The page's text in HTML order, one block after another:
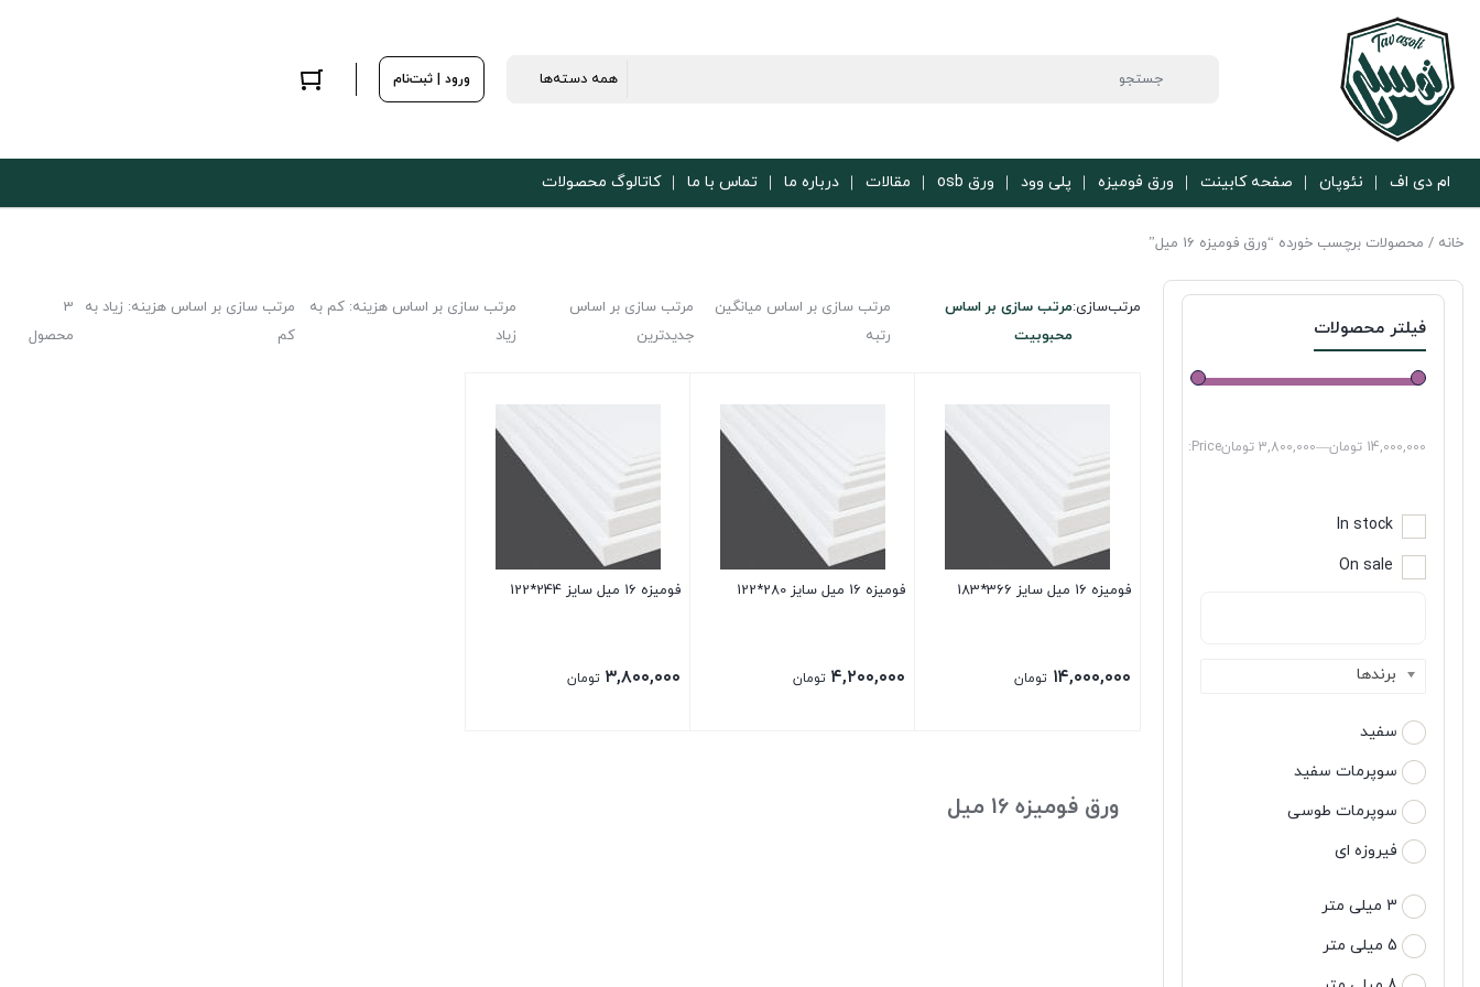
ورود | ثبت‌نام
ام دی اف نئوپان صفحه کابینت ورق فومیزه پلی وود ورق osb مقالات درباره ما تماس با ما کاتالوگ محصولات
خانه / محصولات برچسب خورده “ورق فومیزه 16 میل”
فیلتر محصولات
Price: 3,800,000 تومان— 14,000,000 تومان
In stock
On sale
برندها
سفید
سوپرمات سفید
سوپرمات طوسی
فیروزه ای
3 میلی متر
5 میلی متر
3
محصول
مرتب‌سازی:مرتب سازی بر اساس
محبوبیت
مرتب سازی بر اساس میانگین
رتبه
مرتب سازی بر اساس
جدیدترین
مرتب سازی بر اساس هزینه: کم به
زیاد
مرتب سازی بر اساس هزینه: زیاد به
کم
فومیزه 16 میل سایز 366*183
۱۴,۰۰۰,۰۰۰ تومان
فومیزه 16 میل سایز 280*122
۴,۲۰۰,۰۰۰ تومان
فومیزه 16 میل سایز 244*122
۳,۸۰۰,۰۰۰ تومان
ورق فومیزه 16 میل